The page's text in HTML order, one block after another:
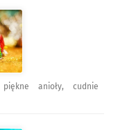
anioły, cudnie